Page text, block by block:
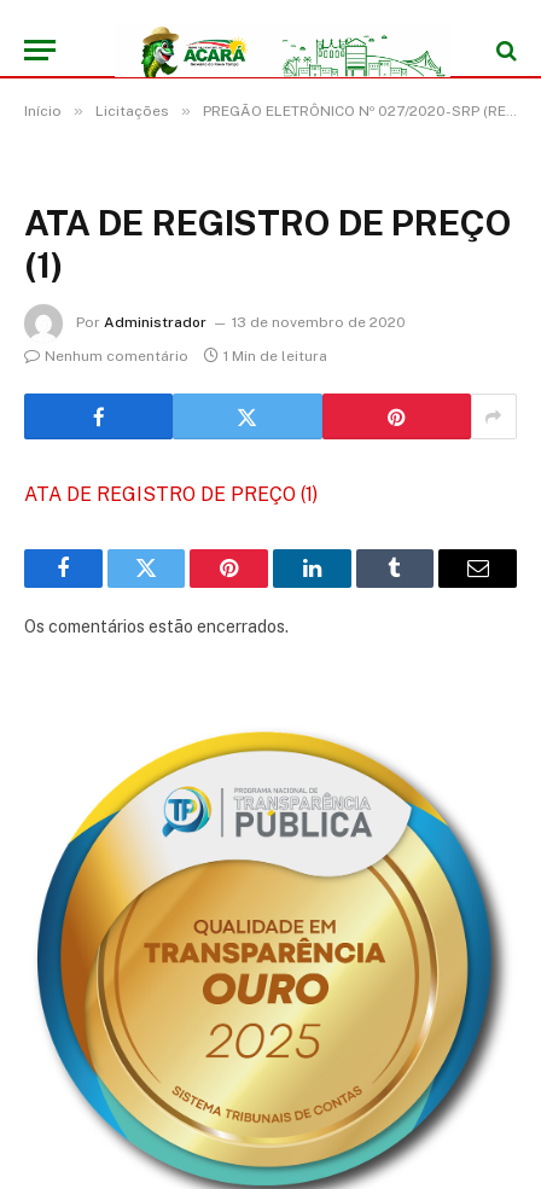
Início » Licitações » PREGÃO ELETRÔNICO Nº 027/2020-SRP (REGISTRO DE PREÇO PARA EVENTUAL AQUISIÇÃO DE MATERIAL DE EXPEDIENTE)
ATA DE REGISTRO DE PREÇO
(1)
Por Administrador
13 de novembro de 2020
Nenhum comentário
1 Min de leitura
ATA DE REGISTRO DE PREÇO (1)
FacebookTwitter Pinterest LinkedInTumblr
E-
Os comentários estão encerrados.